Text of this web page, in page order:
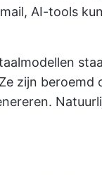
AI-tools
zijn